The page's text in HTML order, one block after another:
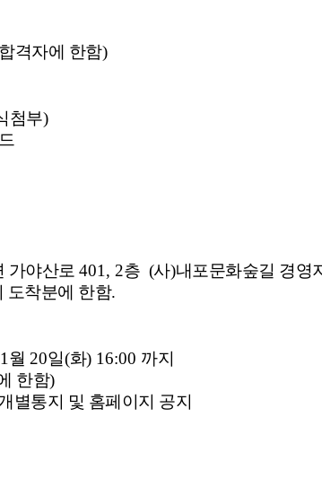
격자에 한함)
첨부)
가야산로 401, 2층 (사)내포문화숲길 경영
도착분에 한함.
1 월 20일(화) 16:00 까지
한함)
별통지 및 홈페이지 공지